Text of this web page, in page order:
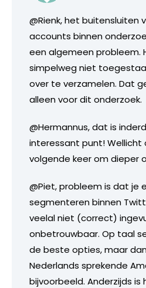
@Rienk, het buitensluiten
accounts binnen
een algemeen probleem.
simpelweg niet
over te verzamelen. Dat
alleen voor dit onderzoek.
@Hermannus, dat is
interessant punt! Wellicht
volgende keer om dieper
@Piet, probleem is dat je
segmenteren binnen
veelal niet (correct)
onbetrouwbaar. Op taal
de beste opties, maar
Nederlands sprekende
bijvoorbeeld. Anderzijds is